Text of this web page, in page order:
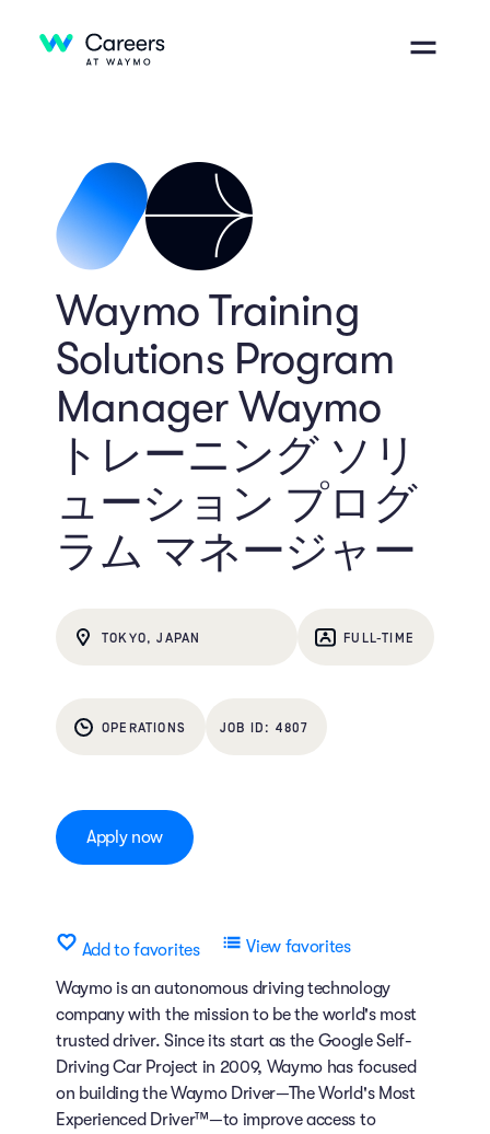
Waymo Training
Solutions Program
Manager Waymo
トレーニング ソリ
ューション プログ
ラム マネージャー
TOKYO, JAPAN FULL-TIME
OPERATIONS 4807
Apply now
Add to favorites View favorites
Waymo is an autonomous driving technology
company with the mission to be the world's most
trusted driver. Since its start as the Google Self-
Driving Car Project in 2009, Waymo has focused
on building the Waymo Driver—The World's Most
Experienced Driver™—to improve access to